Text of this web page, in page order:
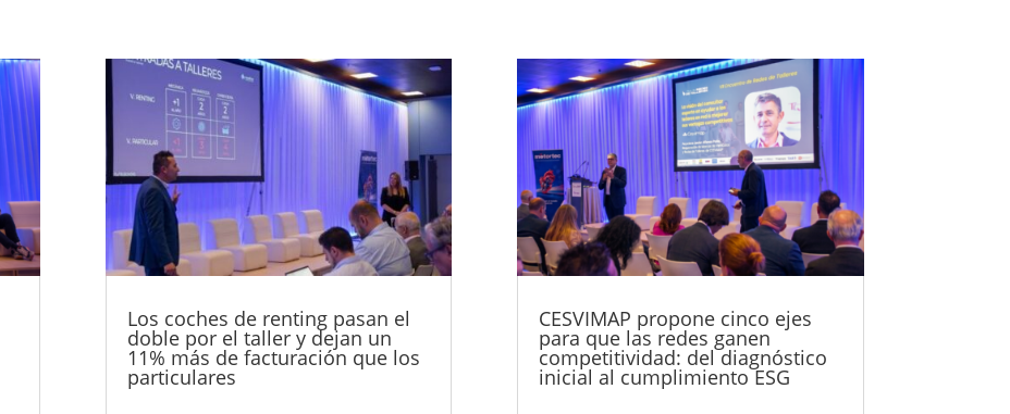
Los coches de renting pasan el
doble por el taller y dejan un
11% más de facturación que los
particulares
CESVIMAP propone cinco ejes
para que las redes ganen
competitividad: del diagnóstico
inicial al cumplimiento ESG